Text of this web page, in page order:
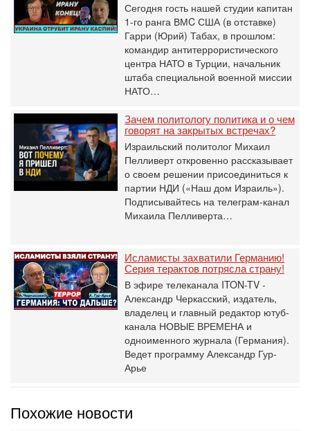
Сегодня гость нашей студии капитан
1-го ранга ВМC США (в отставке)
Гарри (Юрий) Табах, в прошлом:
командир антитеррористического
центра НАТО в Турции, начальник
штаба специальной военной миссии
НАТО…
Зачем политологу политика и о чем
говорят на закрытых встречах?
Израильский политолог Михаил
Пелливерт откровенно рассказывает
о своем решении присоединиться к
партии НДИ («Наш дом Израиль»).
Подписывайтесь на телеграм-канал
Михаила Пелливерта…
Исламисты захватили Германию!
Серия терактов потрясла страну!
В эфире телеканала ITON-TV -
Александр Черкасский, издатель,
владелец и главный редактор ютуб-
канала НОВЫЕ ВРЕМЕНА и
одноименного журнала (Германия).
Ведет программу Александр Гур-
Арье
Похожие новости